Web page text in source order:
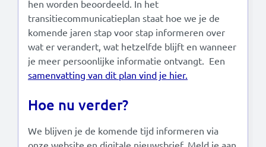
hen worden beoordeeld. In het
transitiecommunicatieplan staat hoe we je de
komende jaren stap voor stap informeren over
wat er verandert, wat hetzelfde blijft en wanneer
je meer persoonlijke informatie ontvangt. Een
samenvatting van dit plan vind je hier.
Hoe nu verder?
We blijven je de komende tijd informeren via
onze website en digitale nieuwsbrief. Meld je aan